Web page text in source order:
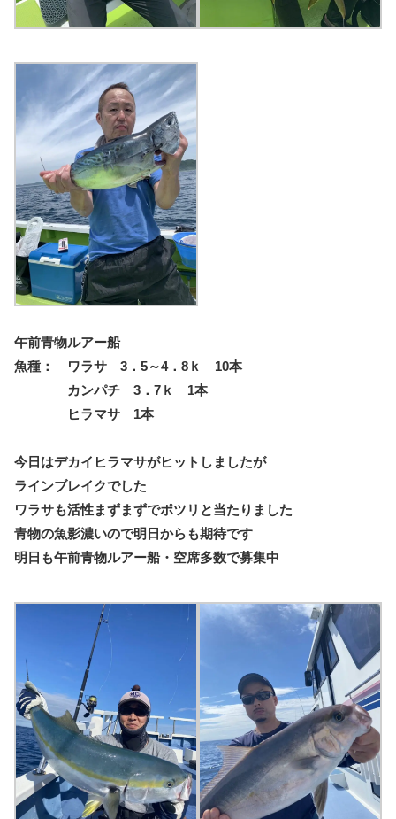
午前青物ルアー船
魚種： ワラサ 3．5～4．8ｋ 10本
カンパチ 3．7ｋ 1本
ヒラマサ 1本
今日はデカイヒラマサがヒットしましたが
ラインブレイクでした
ワラサも活性まずまずでポツリと当たりました
青物の魚影濃いので明日からも期待です
明日も午前青物ルアー船・空席多数で募集中